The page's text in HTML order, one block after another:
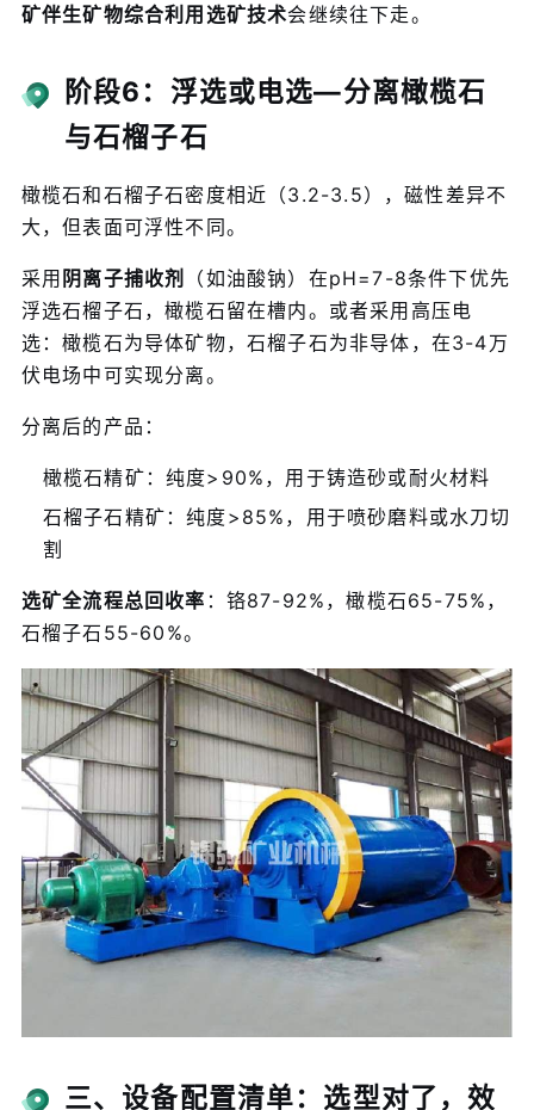
矿伴生矿物综合利用选矿技术会继续往下走。
阶段6：浮选或电选—分离橄榄石
与石榴子石
橄榄石和石榴子石密度相近（3.2-3.5），磁性差异不
大，但表面可浮性不同。
采用阴离子捕收剂
（如油酸钠）在pH=7-8条件下优先
浮选石榴子石，橄榄石留在槽内。或者采用高压电
选：橄榄石为导体矿物，石榴子石为非导体，在3-4万
伏电场中可实现分离。
分离后的产品：
橄榄石精矿：纯度>90%，用于铸造砂或耐火材料
石榴子石精矿：纯度>85%，用于喷砂磨料或水刀切
割
选矿全流程总回收率 ：铬87-92%，橄榄石65-75%，
石榴子石55-60%。
三、设备配置清单：选型对了，效